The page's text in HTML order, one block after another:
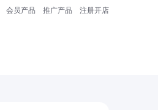
会员产品 推广产品 注册开店